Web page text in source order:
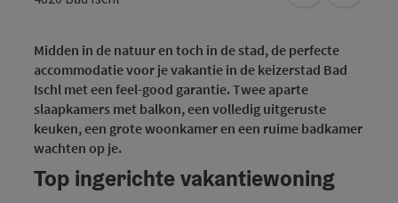
Midden in de natuur en toch in de stad, de perfecte
accommodatie voor je vakantie in de keizerstad Bad
Ischl met een feel-good garantie. Twee aparte
slaapkamers met balkon, een volledig uitgeruste
keuken, een grote woonkamer en een ruime badkamer
wachten op je.
Top ingerichte vakantiewoning